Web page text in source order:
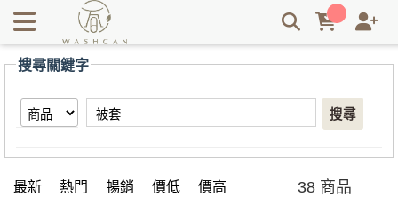
【被套】搜尋結果 | Washcan瓦士肯
搜尋關鍵字
搜尋
最新 熱門 暢銷 價低 價高 38 商品